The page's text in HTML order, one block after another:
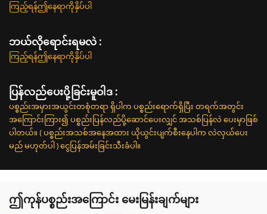
ကြည့်ရန်ဤနေရာကိုနှိပ်ပါ
ဘယ်လိုရောင်းရမလဲ :
ကြည့်ရန်ဤနေရာကိုနှိပ်ပါ
ပြန်လည်ပေးပို့ခြင်းမူဝါဒ :
ပစ္စည်းအမှားအယွင်းတစုံတရာ ရှိပါက ပစ္စည်းရောက်ရှိပြီး တရက်အတွင်း
အကြောင်းကြား၍ ပစ္စည်းပြန်လည်ပို့ဆောင်ပေးလျှင် အသစ်ပြန်လဲ ပေးမှာဖြစ်
ပါတယ်။ ( ပစ္စည်းအသစ်အနေအထား ယိုယွင်းပျက်စီးနေပါက လဲလှယ်ပေး
မည် မဟုတ်ပါ ) ငွေပြန်အမ်းခြင်းသီးခံပါ။
ဤကုန်ပစ္စည်းအကြောင်း မေးမြန်းချက်များ